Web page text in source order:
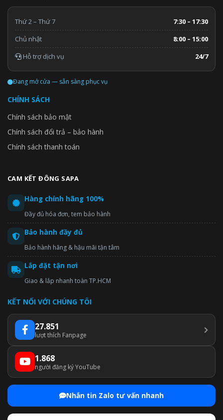
Thứ 2 – Thứ 7
7:30 – 17:30
Chủ nhật
8:00 – 15:00
Hỗ trợ dịch vụ
24/7
Đang mở cửa — sẵn sàng phục vụ
CHÍNH SÁCH
Chính sách bảo mật
Chính sách đổi trả – bảo hành
Chính sách thanh toán
CAM KẾT ĐÔNG SAPA
Hàng chính hãng 100%
Đầy đủ hóa đơn, tem bảo hành
Bảo hành đầy đủ
Bảo hành hãng & hậu mãi tận tâm
Lắp đặt tận nơi
Giao & lắp nhanh toàn TP.HCM
KẾT NỐI VỚI CHÚNG TÔI
27.851
lượt thích Fanpage
1.868
người đăng ký YouTube
Nhắn tin Zalo tư vấn nhanh